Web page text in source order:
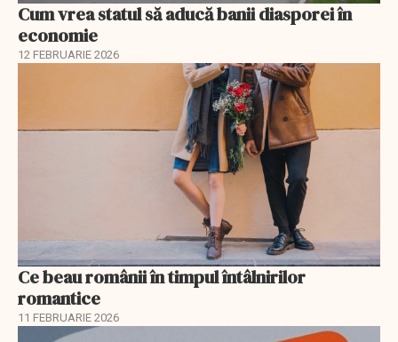
Cum vrea statul să aducă banii diasporei în
economie
12 FEBRUARIE 2026
Ce beau românii în timpul întâlnirilor
romantice
11 FEBRUARIE 2026